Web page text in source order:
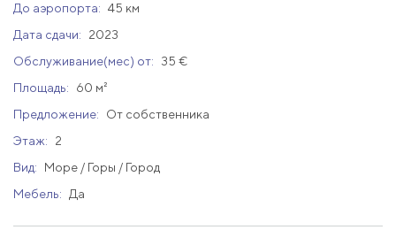
До аэропорта: 45 км
Дата сдачи:
2023
Обслуживание(мес) от:
35 €
Площадь:
60 м²
Предложение:
От собственника
Этаж:
2
Вид:
Море / Горы / Город
Мебель:
Да